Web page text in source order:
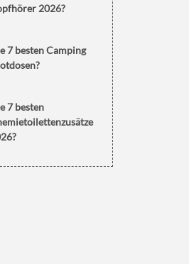
2026?
7 besten Camping
7 besten